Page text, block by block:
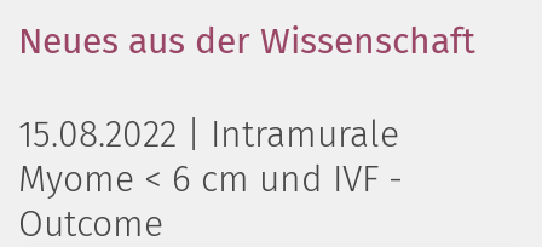
Neues aus der Wissenschaft
15.08.2022 | Intramurale
Myome < 6 cm und IVF -
Outcome